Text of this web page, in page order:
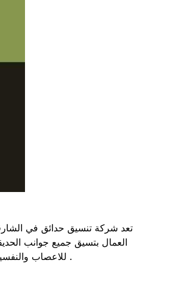
تعد شركة تنسيق حدائق في
العمال بتسيق جميع جوانب
للاعصاب والنفسية ، فاذا كنت تمتلك حديقة وتريد تنسقها باعلي مستوي لاتتردد في الاتصال علي ارقمنا الظاهرة او موقعنا الالكتروني والحصول علي خدمة مضمونة باعلي كفاءة .